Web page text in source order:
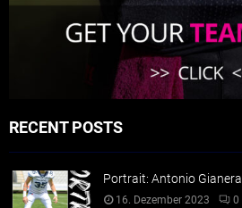
RECENT POSTS
Portrait: Antonio Gianera
16. Dezember 2023 0